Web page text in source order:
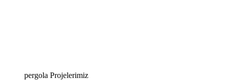
pergola Projelerimiz